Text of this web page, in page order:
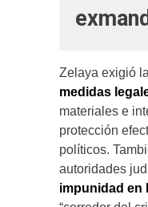
Zelaya exigió la
medidas
materiales e
protección
políticos.
autoridades
impunidad en